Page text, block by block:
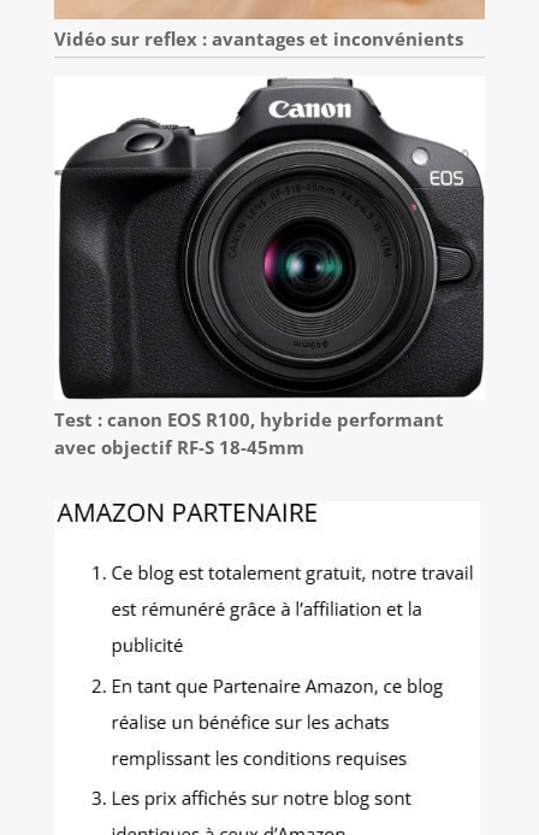
Vidéo sur reflex : avantages et inconvénients
Test : canon EOS R100, hybride performant
avec objectif RF-S 18-45mm